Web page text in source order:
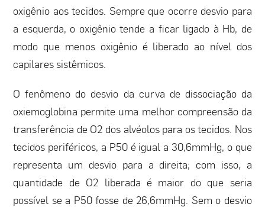
oxigênio aos tecidos. Sempre que ocorre desvio para
a esquerda, o oxigênio tende a ficar ligado à Hb, de
modo que menos oxigênio é liberado ao nível dos
capilares sistêmicos.
O fenômeno do desvio da curva de dissociação da
oxiemoglobina permite uma melhor compreensão da
transferência de O2 dos alvéolos para os tecidos. Nos
tecidos periféricos, a P50 é igual a 30,6mmHg, o que
representa um desvio para a direita; com isso, a
quantidade de O2 liberada é maior do que seria
possível se a P50 fosse de 26,6mmHg. Sem o desvio